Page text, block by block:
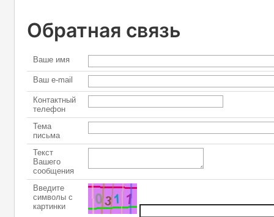
Обратная связь
Ваше имя
Ваш e-mail
Контактный
телефон
Тема
письма
Текст
Вашего
сообщения
Введите
символы с
картинки